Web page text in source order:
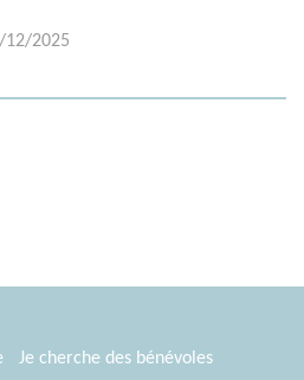
12/2025
Je cherche des bénévoles